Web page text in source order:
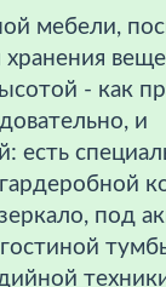
мебели,
хранения
- как
и
есть
под